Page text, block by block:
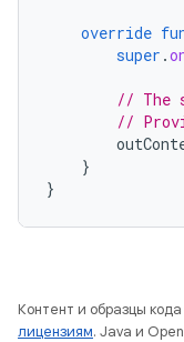
override
super .
// The
//
}
}
Контент и образцы
лицензиям. Java и